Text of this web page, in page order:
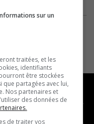
sur un
traitées, et les
identifiants
être stockées
que partagées avec lui,
Nos partenaires et
des données de
de traiter vos